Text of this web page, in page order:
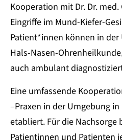
Kooperation mit Dr. Dr.
Eingriffe im Mund-Kiefer-
Patient*innen können in
Hals-Nasen-
auch ambulant
Eine umfassende
–Praxen in der Umgebung
etabliert. Für die Nachsorge
Patientinnen und Patienten